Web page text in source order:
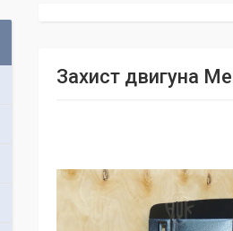
Захист двигуна